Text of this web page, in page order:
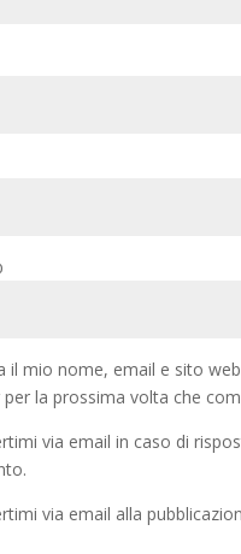
il mio nome, email e sito
la prossima volta che
via email in caso di
via email alla